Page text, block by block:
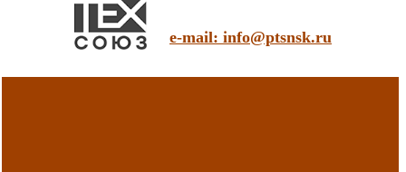
e-mail: info@ptsnsk.ru